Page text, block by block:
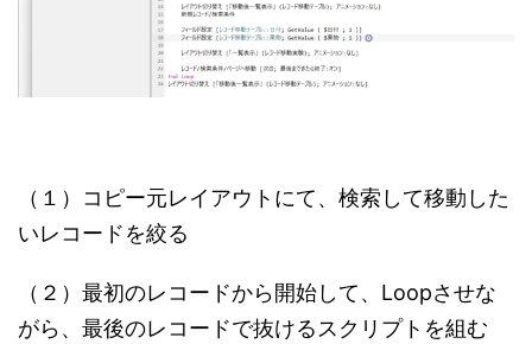
（１）コピー元レイアウトにて、検索して移動した
いレコードを絞る
（２）最初のレコードから開始して、Loopさせな
がら、最後のレコードで抜けるスクリプトを組む